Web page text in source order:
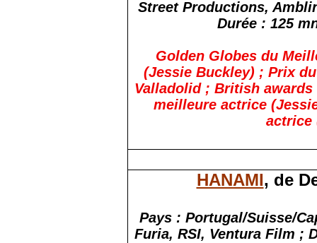
Street Productions,
Durée : 125
Golden Globes du
(Jessie Buckley) ; Prix
Valladolid ; British awards
meilleure actrice
actrice
HANAMI, de
Pays : Portugal/Suisse/
Furia, RSI, Ventura Film ;